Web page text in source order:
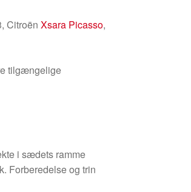
CitroënXsara Picasso,
tilgængelige
i sædets ramme
Forberedelse og trin